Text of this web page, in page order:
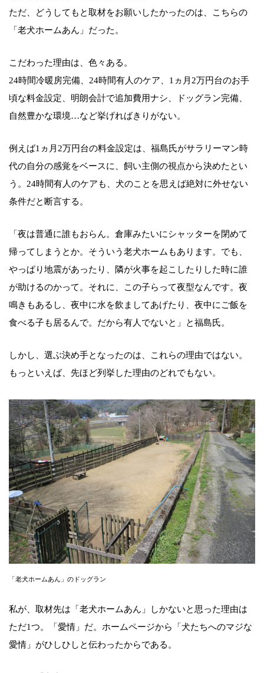
ただ、どうしてもと取材をお願いしたかったのは、こちらの
「老犬ホームあん」だった。
こだわった理由は、色々ある。
24時間冷暖房完備、24時間有人のケア、1ヵ月2万円台のお手
頃な料金設定、明朗会計で追加費用ナシ、ドッグラン完備、
自然豊かな環境…など挙げればきりがない。
例えば1ヵ月2万円台の料金設定は、福島氏がサラリーマン時
代の自分の感覚をベースに、飼い主側の視点から決めたとい
う。24時間有人のケアも、犬のことを思えば絶対に外せない
条件だと断言する。
「夜は普通に誰もおらん。倉庫みたいにシャッターを閉めて
帰ってしまうとか。そういう老犬ホームもあります。でも、
やっぱり地震があったり、隣が火事を起こしたりした時に誰
が助けるのかって。それに、この子らって夜型なんです。夜
鳴きもあるし、夜中に水を飲ましてあげたり、夜中にご飯を
食べる子も居るんで。だから有人でないと」と福島氏。
しかし、選ぶ決め手となったのは、これらの理由ではない。
もっといえば、先ほど列挙した理由のどれでもない。
「老犬ホームあん」のドッグラン
私が、取材先は「老犬ホームあん」しかないと思った理由は
ただ1つ。「愛情」だ。ホームページから「犬たちへのマジな
愛情」がひしひしと伝わったからである。